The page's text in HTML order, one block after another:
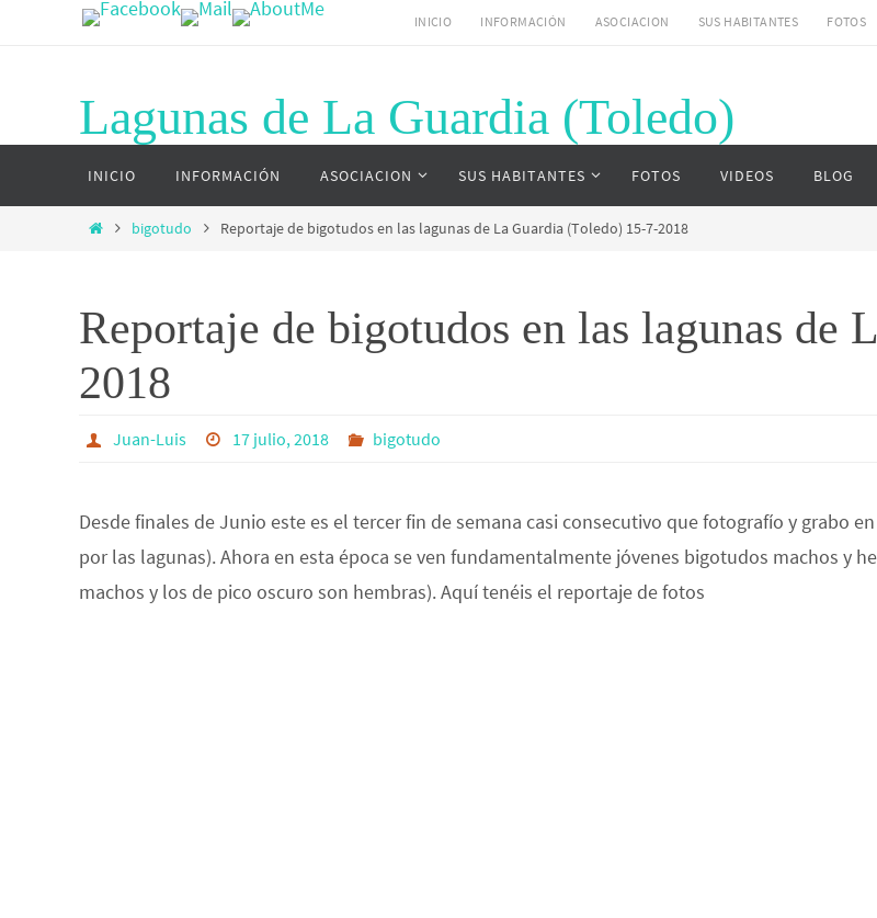
INICIO INFORMACIÓN ASOCIACION SUS HABITANTES FOTOS
Lagunas de La Guardia (Toledo)
Página web del complejo lagunar de La Guardia (Toledo)
contenido
INICIO INFORMACIÓN ASOCIACION SUS HABITANTES FOTOS VIDEOS BLOG
Iniciobigotudo Reportaje de bigotudos en las lagunas de La Guardia (Toledo) 15-7-2018
Reportaje de bigotudos en las lagunas de
2018
Juan-Luis 17 julio, 2018 bigotudo
Desde finales de Junio este es el tercer fin de semana casi consecutivo que fotografío y grabo
por las lagunas). Ahora en esta época se ven fundamentalmente jóvenes bigotudos machos y
machos y los de pico oscuro son hembras). Aquí tenéis el reportaje de fotos